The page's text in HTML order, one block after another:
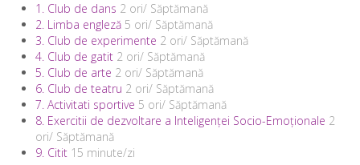
1. Club de dans 2 ori/ Săptămană
2. Limba engleză 5 ori/ Săptămană
3. Club de experimente 2 ori/ Săptămană
4. Club de gatit 2 ori/ Săptămană
5. Club de arte 2 ori/ Săptămană
6. Club de teatru 2 ori/ Săptămană
7. Activitati sportive 5 ori/ Săptămană
8. Exercitii de dezvoltare a Inteligenței Socio-Emoționale 2
ori/ Săptămană
9. Citit 15 minute/zi